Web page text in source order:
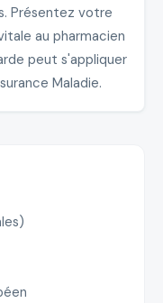
Présentez votre
au pharmacien
peut s'appliquer
Maladie.